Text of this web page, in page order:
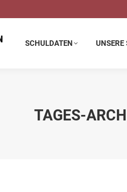
SCHULDATEN UNSERE
TAGES-